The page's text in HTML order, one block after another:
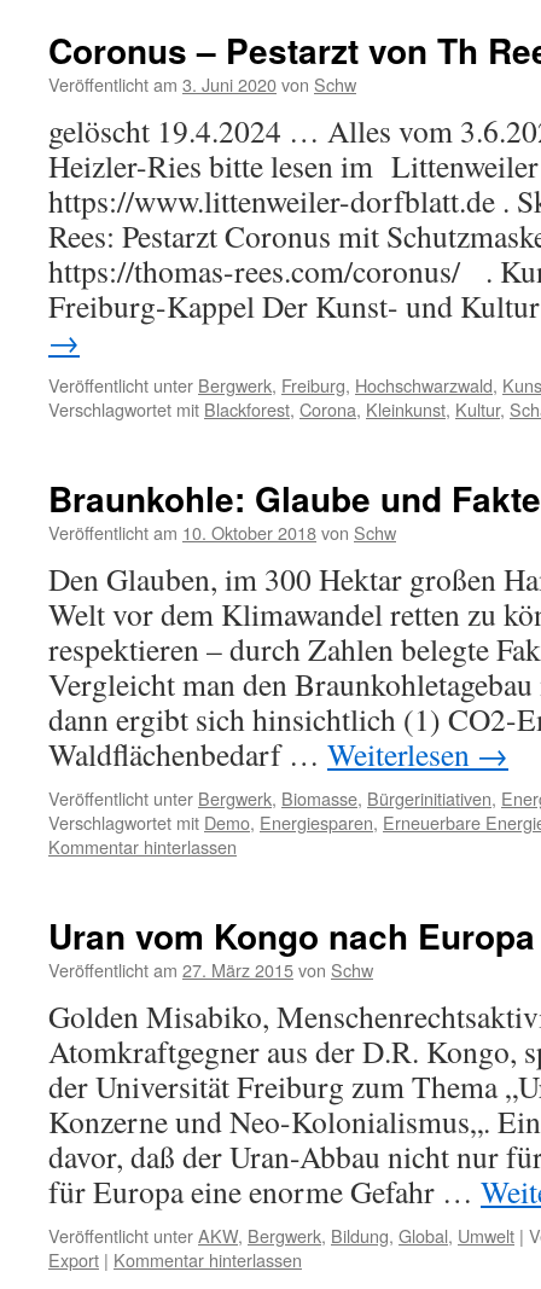
Coronus – Pestarzt von Th
Veröffentlicht am 3. Juni 2020von Schw
gelöscht 19.4.2024 … Alles vom
Heizler-Ries bitte lesen im
https://www.littenweiler-dorfblatt.de .
Rees: Pestarzt Coronus mit
https://thomas-rees.com/coronus/ .
Freiburg-Kappel Der Kunst- und
→
Veröffentlicht unter Bergwerk, Freiburg, Hochschwarzwald,
Verschlagwortet mit Blackforest, Corona, Kleinkunst, Kultur,
Braunkohle: Glaube und
Veröffentlicht am 10. Oktober 2018von Schw
Den Glauben, im 300 Hektar großen
Welt vor dem Klimawandel retten zu
respektieren – durch Zahlen belegte
Vergleicht man den
dann ergibt sich hinsichtlich (1) CO2-
Waldflächenbedarf … Weiterlesen →
Veröffentlicht unter Bergwerk, Biomasse, Bürgerinitiativen,
Verschlagwortet mit Demo, Energiesparen, Erneuerbare
Kommentar hinterlassen
Uran vom Kongo nach Europa
Veröffentlicht am 27. März 2015von Schw
Golden Misabiko,
Atomkraftgegner aus der D.R. Kongo,
der Universität Freiburg zum Thema
Konzerne und Neo-Kolonialismus„.
davor, daß der Uran-Abbau nicht nur
für Europa eine enorme Gefahr …
Veröffentlicht unterAKW, Bergwerk, Bildung, Global, Umwelt |
Export | Kommentar hinterlassen